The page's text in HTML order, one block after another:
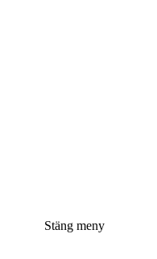
Stäng meny